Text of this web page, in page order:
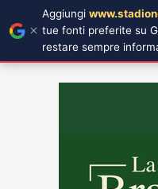
Aggiungi
tue fonti preferite su
restare sempre